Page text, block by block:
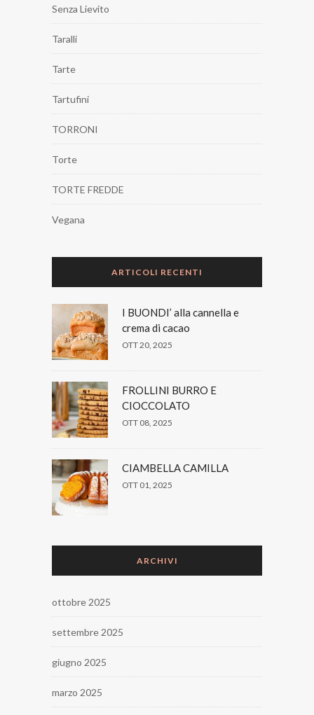
Senza Lievito
Taralli
Tarte
Tartufini
TORRONI
Torte
TORTE FREDDE
Vegana
ARTICOLI RECENTI
I BUONDI’ alla cannella e
crema di cacao
OTT 20, 2025
FROLLINI BURRO E
CIOCCOLATO
OTT 08, 2025
CIAMBELLA CAMILLA
OTT 01, 2025
ARCHIVI
ottobre 2025
settembre 2025
giugno 2025
marzo 2025